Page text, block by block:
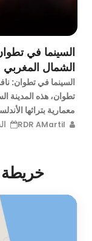
السينما في
الشمال المغربي | AMARTIL
السينما في تطوان:
تطوان، هذه
معمارية بتراثها
خريطة